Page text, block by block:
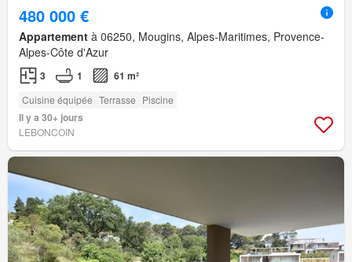
480 000 €
Appartement à 06250, Mougins, Alpes-Maritimes, Provence-
Alpes-Côte d'Azur
3 1 61 m²
Cuisine équipée Terrasse Piscine
Il y a 30+ jours
LEBONCOIN